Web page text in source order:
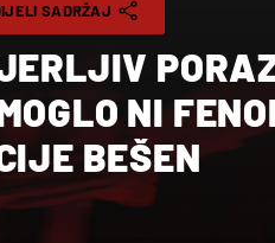
SADRŽAJ
NI
BEŠEN